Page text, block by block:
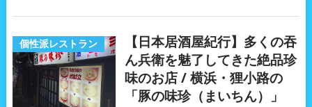
個性派レストラン
【日本居酒屋紀行】多くの吞
ん兵衛を魅了してきた絶品珍
味のお店 / 横浜・狸小路の
「豚の味珍（まいちん）」